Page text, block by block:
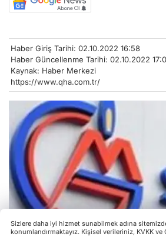
Haber Giriş Tarihi: 02.10.2022 16:58
Haber Güncellenme Tarihi: 02.10.2022
Kaynak: Haber Merkezi
https://www.qha.com.tr/
Sizlere daha iyi hizmet sunabilmek adına
konumlandırmaktayız. Kişisel verileriniz, KVKK ve